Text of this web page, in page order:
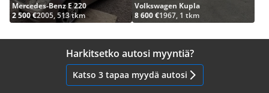
Mercedes-Benz E 220
2 500 €2005, 513 tkm
Volkswagen Kupla
8 600 €1967, 1 tkm
Harkitsetko autosi myyntiä?
Katso 3 tapaa myydä autosi